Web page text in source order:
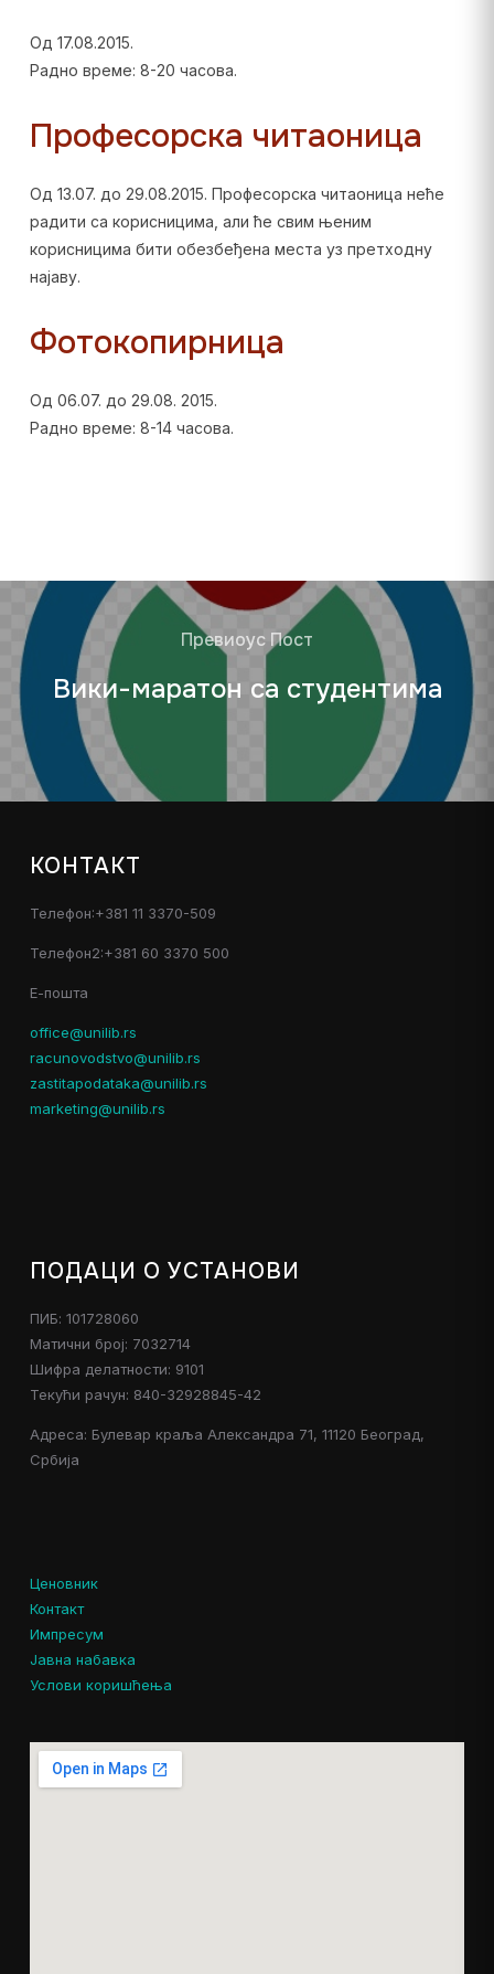
Од 17.08.2015.
Радно време: 8-20 часова.
Професорска читаоница
Од 13.07. до 29.08.2015. Професорска читаоница неће
радити са корисницима, али ће свим њеним
корисницима бити обезбеђена места уз претходну
најаву.
Фотокопирница
Од 06.07. до 29.08. 2015.
Радно време: 8-14 часова.
Превиоус Пост
Вики-маратон са студентима
КОНТАКТ
Телефон:+381 11 3370-509
Телефон2:+381 60 3370 500
Е-пошта
office@unilib.rs
racunovodstvo@unilib.rs
zastitapodataka@unilib.rs
marketing@unilib.rs
ПОДАЦИ О УСТАНОВИ
ПИБ: 101728060
Матични број: 7032714
Шифра делатности: 9101
Текући рачун: 840-32928845-42
Адреса: Булевар краља Александра 71, 11120 Београд,
Србија
Ценовник
Контакт
Импресум
Јавна набавка
Услови коришћења